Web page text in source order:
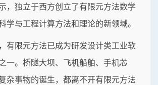
，独立于西方创立了有限元方法数学
学与工程计算方法和理论的新领域。
有限元方法已成为研发设计类工业软
一。桥隧大坝、飞机船舶、手机芯
事物的诞生，都离不开有限元方法